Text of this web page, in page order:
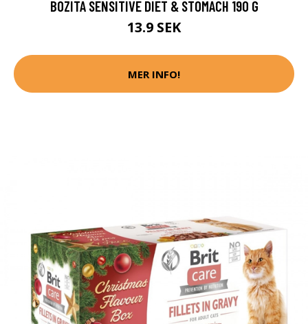
BOZITA SENSITIVE DIET & STOMACH 190 G
13.9 SEK
MER INFO!